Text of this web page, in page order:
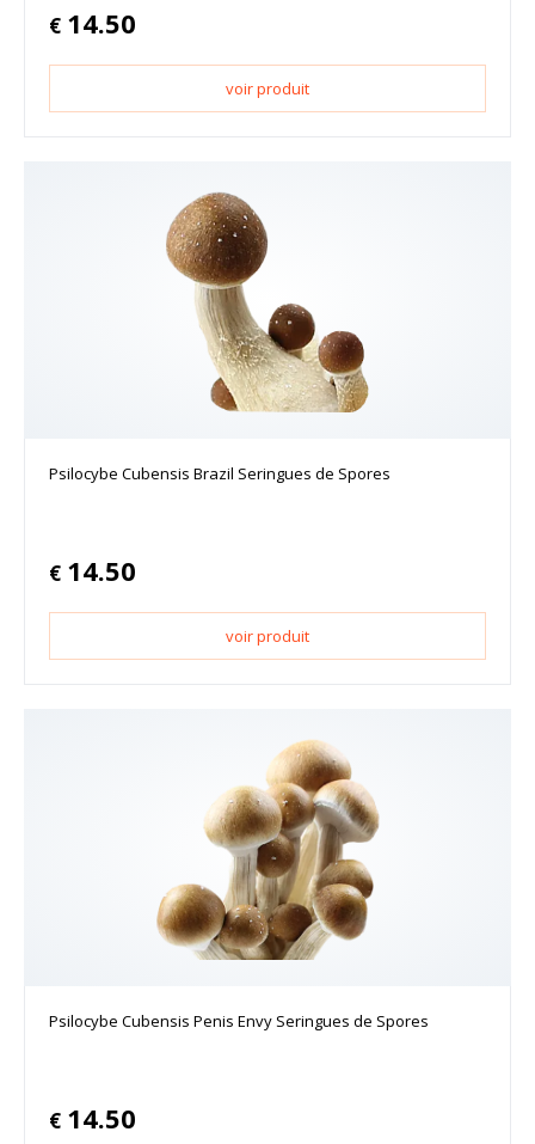
€ 14.50
voir produit
Psilocybe Cubensis Brazil Seringues de Spores
€ 14.50
voir produit
Psilocybe Cubensis Penis Envy Seringues de Spores
€ 14.50